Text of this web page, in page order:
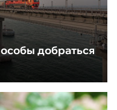
добраться